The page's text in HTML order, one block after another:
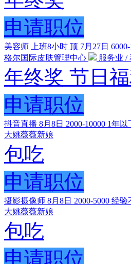
申请职位
美容师 上班8小时 顶 7月27日
格尔国际皮肤管理中心
服务业 /
年终奖 节日福
申请职位
抖音直播 8月8日 2000-10000 1年以
大姚薇薇新娘
包吃
申请职位
摄影摄像师 8月8日 2000-5000 经验
大姚薇薇新娘
包吃
申请职位